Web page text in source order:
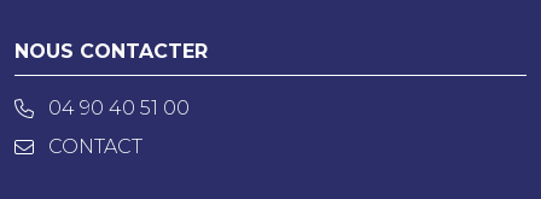
NOUS CONTACTER
04 90 40 51 00
CONTACT